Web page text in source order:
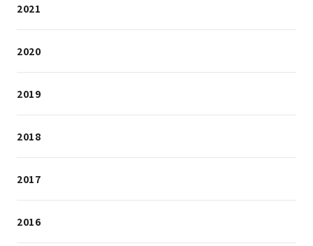
2021
2020
2019
2018
2017
2016